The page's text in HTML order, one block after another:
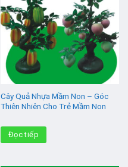
Cây Quả Nhựa Mầm Non – Góc
Thiên Nhiên Cho Trẻ Mầm Non
Đọc tiếp